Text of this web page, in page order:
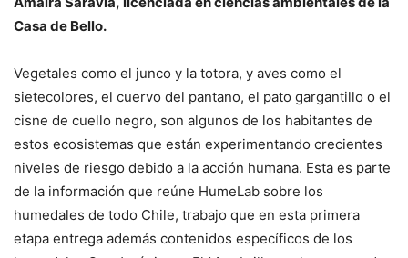
Casa de Bello.
Vegetales como el junco y la totora, y aves como el
sietecolores, el cuervo del pantano, el pato gargantillo o el
cisne de cuello negro, son algunos de los habitantes de
estos ecosistemas que están experimentando crecientes
niveles de riesgo debido a la acción humana. Esta es parte
de la información que reúne HumeLab sobre los
humedales de todo Chile, trabajo que en esta primera
etapa entrega además contenidos específicos de los